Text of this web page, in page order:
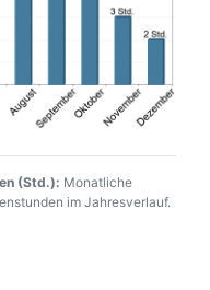
(Std.): Monatliche
im Jahresverlauf.